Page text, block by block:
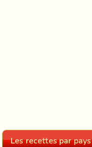
Les recettes par pays